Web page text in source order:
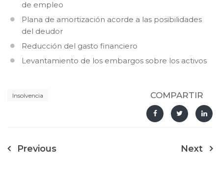
de empleo
Plana de amortización acorde a las posibilidades
del deudor
Reducción del gasto financiero
Levantamiento de los embargos sobre los activos
Insolvencia COMPARTIR
Navegación
Previous Next